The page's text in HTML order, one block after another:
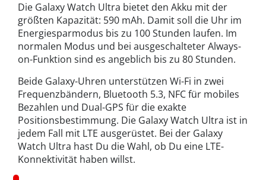
Die Galaxy Watch Ultra bietet den Akku mit der
größten Kapazität: 590 mAh. Damit soll die Uhr im
Energiesparmodus bis zu 100 Stunden laufen. Im
normalen Modus und bei ausgeschalteter Always-
on-Funktion sind es angeblich bis zu 80 Stunden.
Beide Galaxy-Uhren unterstützen Wi-Fi in zwei
Frequenzbändern, Bluetooth 5.3, NFC für mobiles
Bezahlen und Dual-GPS für die exakte
Positionsbestimmung. Die Galaxy Watch Ultra ist in
jedem Fall mit LTE ausgerüstet. Bei der Galaxy
Watch Ultra hast Du die Wahl, ob Du eine LTE-
Konnektivität haben willst.